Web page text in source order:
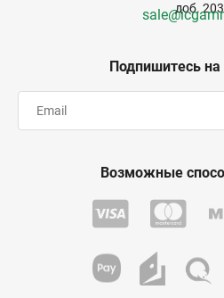
Подпишитесь
доб. 203
Возможные